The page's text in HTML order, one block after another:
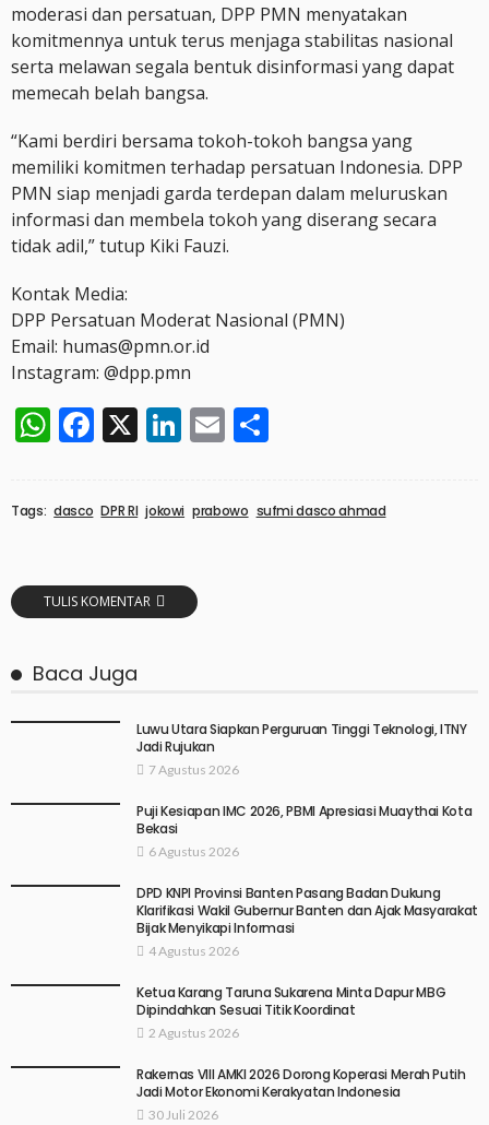
moderasi dan persatuan, DPP PMN menyatakan
komitmennya untuk terus menjaga stabilitas nasional
serta melawan segala bentuk disinformasi yang dapat
memecah belah bangsa.
“Kami berdiri bersama tokoh-tokoh bangsa yang
memiliki komitmen terhadap persatuan Indonesia. DPP
PMN siap menjadi garda terdepan dalam meluruskan
informasi dan membela tokoh yang diserang secara
tidak adil,” tutup Kiki Fauzi.
Kontak Media:
DPP Persatuan Moderat Nasional (PMN)
Email: humas@pmn.or.id
Instagram: @dpp.pmn
WhatsApp
Facebook
X LinkedIn
Email
Tags: dasco DPR RI jokowi prabowo sufmi dasco ahmad
TULIS KOMENTAR
Baca Juga
Luwu Utara Siapkan Perguruan Tinggi Teknologi, ITNY
Jadi Rujukan
7 Agustus 2026
Puji Kesiapan IMC 2026, PBMI Apresiasi Muaythai Kota
Bekasi
6 Agustus 2026
DPD KNPI Provinsi Banten Pasang Badan Dukung
Klarifikasi Wakil Gubernur Banten dan Ajak Masyarakat
Bijak Menyikapi Informasi
4 Agustus 2026
Ketua Karang Taruna Sukarena Minta Dapur MBG
Dipindahkan Sesuai Titik Koordinat
2 Agustus 2026
Rakernas VIII AMKI 2026 Dorong Koperasi Merah Putih
Jadi Motor Ekonomi Kerakyatan Indonesia
30 Juli 2026